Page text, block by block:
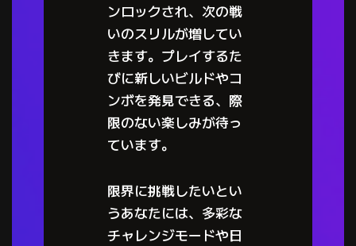
ンロックされ、次の戦
いのスリルが増してい
きます。プレイするた
びに新しいビルドやコ
ンボを発見できる、際
限のない楽しみが待っ
ています。
限界に挑戦したいとい
うあなたには、多彩な
チャレンジモードや日